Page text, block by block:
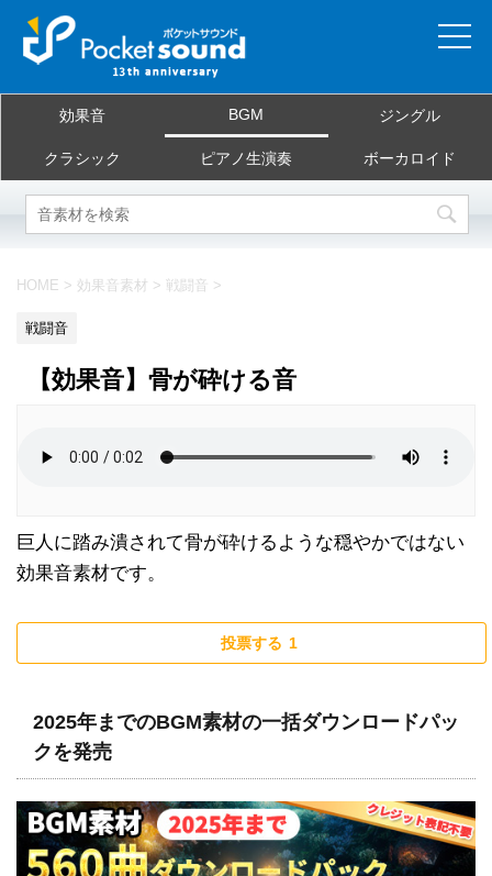
当サイトについて
ご利用規約
お問合せ
効果音 BGM ジングル
クラシック ピアノ生演奏 ボーカロイド
HOME > 効果音素材 > 戦闘音 >
戦闘音
【効果音】骨が砕ける音
巨人に踏み潰されて骨が砕けるような穏やかではない
効果音素材です。
投票する 1
2025年までのBGM素材の一括ダウンロードパッ
クを発売